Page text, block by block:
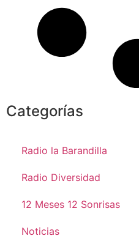
Categorías
Radio la Barandilla
Radio Diversidad
12 Meses 12 Sonrisas
Noticias